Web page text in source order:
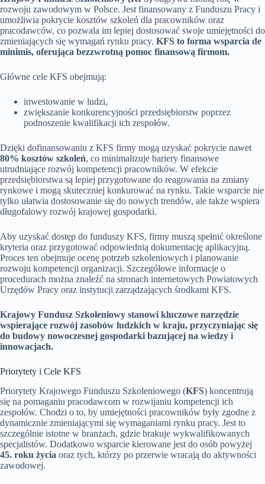
rozwoju zawodowym w Polsce. Jest finansowany z Funduszu Pracy i
umożliwia pokrycie kosztów szkoleń dla pracowników oraz
pracodawców, co pozwala im lepiej dostosować swoje umiejętności do
zmieniających się wymagań rynku pracy. KFS to forma wsparcia de
minimis, oferująca bezzwrotną pomoc finansową firmom.
Główne cele KFS obejmują:
inwestowanie w ludzi,
zwiększanie konkurencyjności przedsiębiorstw poprzez
podnoszenie kwalifikacji ich zespołów.
Dzięki dofinansowaniu z KFS firmy mogą uzyskać pokrycie nawet
80% kosztów szkoleń, co minimalizuje bariery finansowe
utrudniające rozwój kompetencji pracowników. W efekcie
przedsiębiorstwa są lepiej przygotowane do reagowania na zmiany
rynkowe i mogą skuteczniej konkurować na rynku. Takie wsparcie nie
tylko ułatwia dostosowanie się do nowych trendów, ale także wspiera
długofalowy rozwój krajowej gospodarki.
Aby uzyskać dostęp do funduszy KFS, firmy muszą spełnić określone
kryteria oraz przygotować odpowiednią dokumentację aplikacyjną.
Proces ten obejmuje ocenę potrzeb szkoleniowych i planowanie
rozwoju kompetencji organizacji. Szczegółowe informacje o
procedurach można znaleźć na stronach internetowych Powiatowych
Urzędów Pracy oraz instytucji zarządzających środkami KFS.
Krajowy Fundusz Szkoleniowy stanowi kluczowe narzędzie
wspierające rozwój zasobów ludzkich w kraju, przyczyniając się
do budowy nowoczesnej gospodarki bazującej na wiedzy i
innowacjach.
Priorytety i Cele KFS
Priorytety Krajowego Funduszu Szkoleniowego (KFS) koncentrują
się na pomaganiu pracodawcom w rozwijaniu kompetencji ich
zespołów. Chodzi o to, by umiejętności pracowników były zgodne z
dynamicznie zmieniającymi się wymaganiami rynku pracy. Jest to
szczególnie istotne w branżach, gdzie brakuje wykwalifikowanych
specjalistów. Dodatkowo wsparcie kierowane jest do osób powyżej
45. roku życia oraz tych, którzy po przerwie wracają do aktywności
zawodowej.